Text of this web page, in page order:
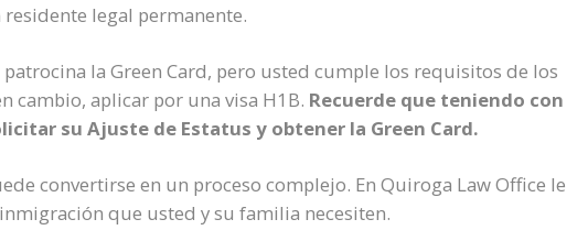
legal permanente.
la Green Card, pero usted cumple los requisitos de los
cambio, aplicar por una visa H1B. Recuerde que teniendo con
su Ajuste de Estatus y obtener la Green Card.
convertirse en un proceso complejo. En Quiroga Law Office le
que usted y su familia necesiten.